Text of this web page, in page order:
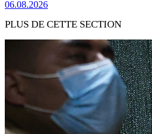
06.08.2026
PLUS DE CETTE SECTION